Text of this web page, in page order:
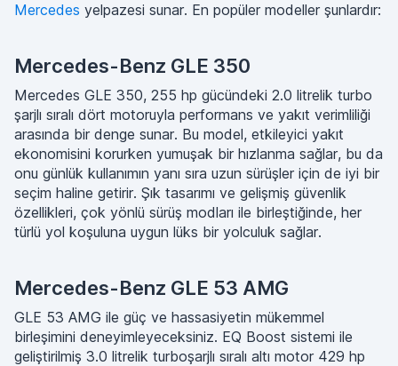
Mercedes yelpazesi sunar. En popüler modeller şunlardır:
Mercedes-Benz GLE 350
Mercedes GLE 350, 255 hp gücündeki 2.0 litrelik turbo
şarjlı sıralı dört motoruyla performans ve yakıt verimliliği
arasında bir denge sunar. Bu model, etkileyici yakıt
ekonomisini korurken yumuşak bir hızlanma sağlar, bu da
onu günlük kullanımın yanı sıra uzun sürüşler için de iyi bir
seçim haline getirir. Şık tasarımı ve gelişmiş güvenlik
özellikleri, çok yönlü sürüş modları ile birleştiğinde, her
türlü yol koşuluna uygun lüks bir yolculuk sağlar.
Mercedes-Benz GLE 53 AMG
GLE 53 AMG ile güç ve hassasiyetin mükemmel
birleşimini deneyimleyeceksiniz. EQ Boost sistemi ile
geliştirilmiş 3.0 litrelik turboşarjlı sıralı altı motor 429 hp